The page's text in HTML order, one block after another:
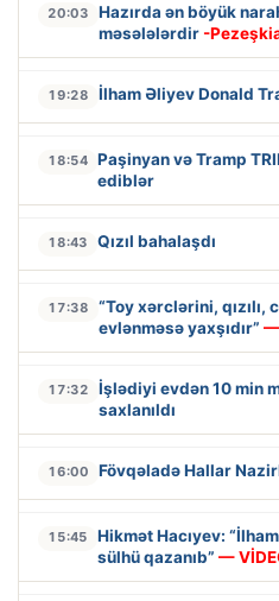
20:03
Hazırda ən böyük
məsələlərdir -
19:28 İlham Əliyev Donald
18:54 Paşinyan və Tramp
ediblər
18:43 Qızıl bahalaşdı
17:38
“Toy xərclərini,
evlənməsə yaxşıdır” —
17:32
İşlədiyi evdən 10 min
saxlanıldı
16:00 Fövqəladə Hallar
15:45
Hikmət Hacıyev:
sülhü qazanıb” —